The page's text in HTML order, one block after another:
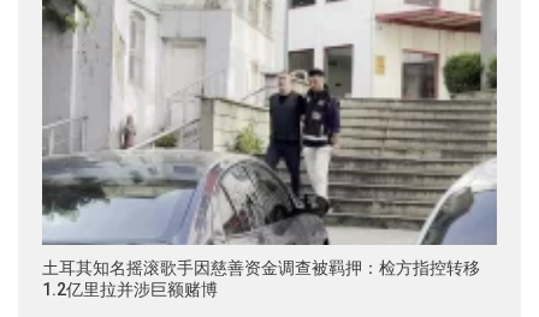
土耳其知名摇滚歌手因慈善资金调查被羁押：检方指控转移
1.2亿里拉并涉巨额赌博